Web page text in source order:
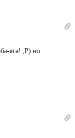
яга! ;P) но